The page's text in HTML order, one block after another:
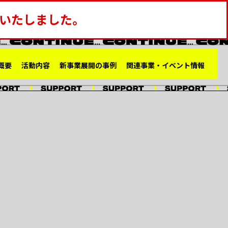
たしました。
要 活動内容 新事業展開の事例 関連事業・イベント情報